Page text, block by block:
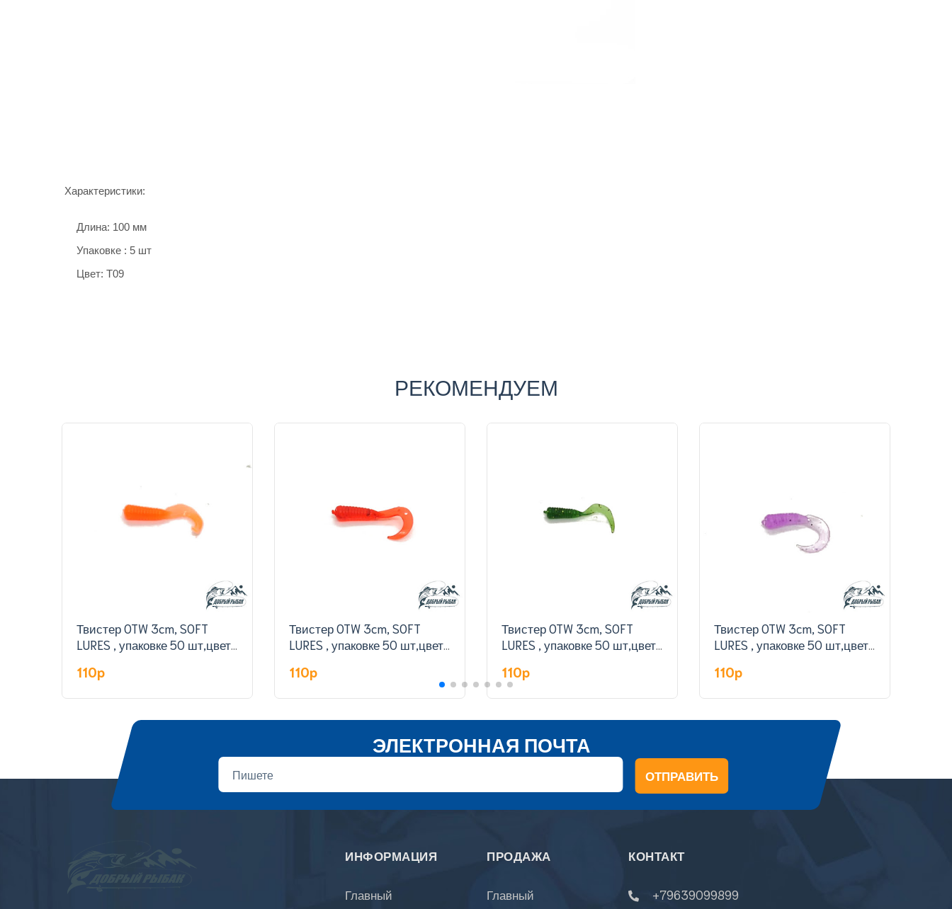
Характеристики:
Длина: 100 мм
Упаковке : 5 шт
Цвет: T09
РЕКОМЕНДУЕМ
Твистер OTW 3cm, SOFT
LURES , упаковке 50 шт,цвет
110p
Твистер OTW 3cm, SOFT
LURES , упаковке 50 шт,цвет
110p
Твистер OTW 3cm, SOFT
LURES , упаковке 50 шт,цвет
110p
Твистер OTW 3cm, SOFT
LURES , упаковке 50 шт,цвет
110p
ЭЛЕКТРОННАЯ ПОЧТА
ОТПРАВИТЬ
ИНФОРМАЦИЯ
Главный
ПРОДАЖА
Главный
КОНТАКТ
+79639099899